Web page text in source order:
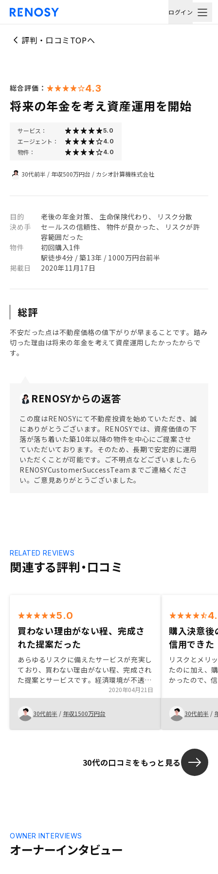
ログイン
評判・口コミTOPへ
総合評価： 4.3
将来の年金を考え資産運用を開始
サービス： 5.0
エージェント： 4.0
物件： 4.0
30代前半 / 年収500万円台 / カシオ計算機株式会社
目的
老後の年金対策、 生命保険代わり、 リスク分散
決め手
セールスの信頼性、 物件が良かった、 リスクが許
容範囲だった
物件
初回購入1件
駅徒歩4分 / 築13年 / 1000万円台前半
掲載日
2020年11月17日
総評
不安だった点は不動産価格の値下がりが早まることです。踏み
切った理由は将来の年金を考えて資産運用したかったからで
す。
RENOSYからの返答
この度はRENOSYにて不動産投資を始めていただき、誠
にありがとうございます。RENOSYでは、資産価値の下
落が落ち着いた築10年以降の物件を中心にご提案させ
ていただいております。そのため、長期で安定的に運用
いただくことが可能です。ご不明点などございましたら
RENOSYCustomerSuccessTeamまでご連絡くださ
い。ご意見ありがとうございました。
関連する評判・口コミ
RELATED REVIEWS
5.0
買わない理由がない程、完成さ
れた提案だった
あらゆるリスクに備えたサービスが充実し
ており、買わない理由がない程、完成され
た提案とサービスです。経済環境が不透明
で自分の資産は自分で守り増やす時代にお
いて、買わないよりも買う事でリスク分散
になると思います。不動産に対する情報発
信を動画配信してほしいなと思います。ま
た、購入前はもちろん、購入後まで疑問質
ムがあると非常に安心します。
2020年04月21日
30代前半 / 年収1500万円台
購入決意後
信用できた
リスクとメリ
たのに加え、
かったので、
かりサポート
しています。
ビスの利用に
30代前半 /
30代の口コミをもっと見る
オーナーインタビュー
OWNER INTERVIEWS